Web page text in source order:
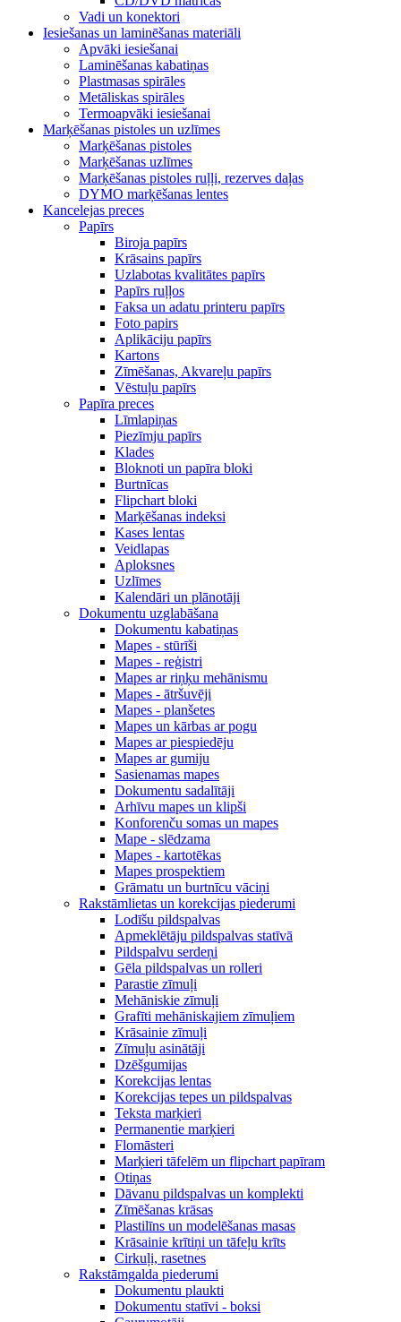
Vadi un konektori
Iesiešanas un laminēšanas materiāli
Apvāki iesiešanai
Laminēšanas kabatiņas
Plastmasas spirāles
Metāliskas spirāles
Termoapvāki iesiešanai
Marķēšanas pistoles un uzlīmes
Marķēšanas pistoles
Marķēšanas uzlīmes
Marķēšanas pistoles ruļļi, rezerves daļas
DYMO marķēšanas lentes
Kancelejas preces
Papīrs
Biroja papīrs
Krāsains papīrs
Uzlabotas kvalitātes papīrs
Papīrs ruļļos
Faksa un adatu printeru papīrs
Foto papirs
Aplikāciju papīrs
Kartons
Zīmēšanas, Akvareļu papīrs
Vēstuļu papīrs
Papīra preces
Līmlapiņas
Piezīmju papīrs
Klades
Bloknoti un papīra bloki
Burtnīcas
Flipchart bloki
Marķēšanas indeksi
Kases lentas
Veidlapas
Aploksnes
Uzlīmes
Kalendāri un plānotāji
Dokumentu uzglabāšana
Dokumentu kabatiņas
Mapes - stūrīši
Mapes - reģistri
Mapes ar riņķu mehānismu
Mapes - ātršuvēji
Mapes - planšetes
Mapes un kārbas ar pogu
Mapes ar piespiedēju
Mapes ar gumiju
Sasienamas mapes
Dokumentu sadalītāji
Arhīvu mapes un klipši
Konforenču somas un mapes
Mape - slēdzama
Mapes - kartotēkas
Mapes prospektiem
Grāmatu un burtnīcu vāciņi
Rakstāmlietas un korekcijas piederumi
Lodīšu pildspalvas
Apmeklētāju pildspalvas statīvā
Pildspalvu serdeņi
Gēla pildspalvas un rolleri
Parastie zīmuļi
Mehāniskie zīmuļi
Grafīti mehāniskajiem zīmuļiem
Krāsainie zīmuļi
Zīmuļu asinātāji
Dzēšgumijas
Korekcijas lentas
Korekcijas tepes un pildspalvas
Teksta marķieri
Permanentie marķieri
Flomāsteri
Marķieri tāfelēm un flipchart papīram
Otiņas
Dāvanu pildspalvas un komplekti
Zīmēšanas krāsas
Plastilīns un modelēšanas masas
Krāsainie krītiņi un tāfeļu krīts
Cirkuļi, rasetnes
Rakstāmgalda piederumi
Dokumentu plaukti
Dokumentu statīvi - boksi